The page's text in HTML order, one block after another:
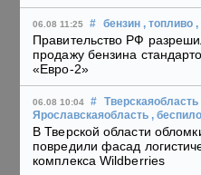
06.08 11:25 # бензин , топливо ,
Правительство РФ
продажу бензина
«Евро-2»
06.08 10:04 # Тверскаяобласть
Ярославскаяобласть ,
В Тверской области
повредили фасад
комплекса Wildberries